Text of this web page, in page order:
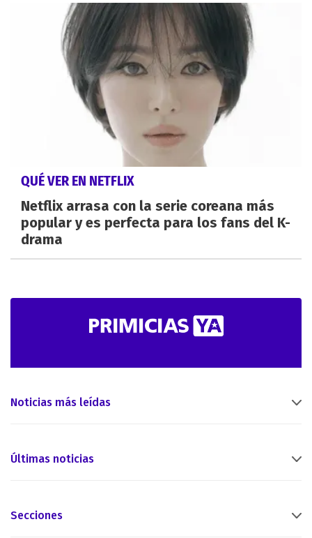
QUÉ VER EN NETFLIX
Netflix arrasa con la serie coreana más
popular y es perfecta para los fans del K-
drama
Noticias más leídas
Últimas noticias
Secciones